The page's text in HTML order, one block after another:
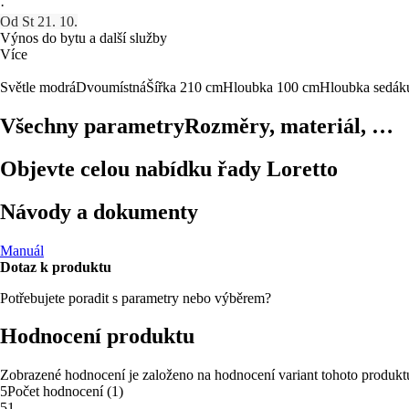
·
Od St 21. 10.
Výnos do bytu a další služby
Více
Světle modráDvoumístnáŠířka 210 cmHloubka 100 cmHloubka
Všechny parametryRozměry, materiál, …
Objevte celou nabídku řady Loretto
Návody a dokumenty
Manuál
Dotaz k produktu
Potřebujete poradit s parametry nebo výběrem?
Hodnocení produktu
Zobrazené hodnocení je založeno na hodnocení variant tohoto
5Počet hodnocení(1)